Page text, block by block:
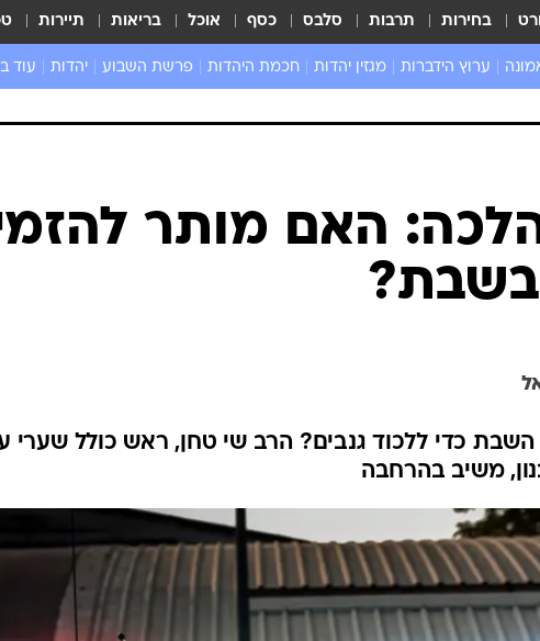
בחירות תרבות סלבס כסף אוכל בריאות תיירות
ערוץ הידברות מגזין יהדות חכמת היהדות פרשת השבוע יהדות עוד
האם מותר
כדי ללכוד גנבים? הרב שי טחן, ראש כולל שערי
משיב בהרחבה